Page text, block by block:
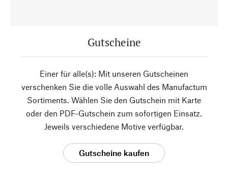
Gutscheine
Einer für alle(s): Mit unseren Gutscheinen
verschenken Sie die volle Auswahl des Manufactum
Sortiments. Wählen Sie den Gutschein mit Karte
oder den PDF-Gutschein zum sofortigen Einsatz.
Jeweils verschiedene Motive verfügbar.
Gutscheine kaufen